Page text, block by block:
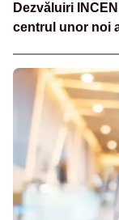
Dezvăluiri
centrul unor noi